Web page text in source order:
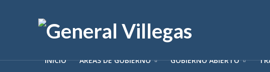
INICIO ÁREAS DE GOBIERNO GOBIERNO ABIERTO